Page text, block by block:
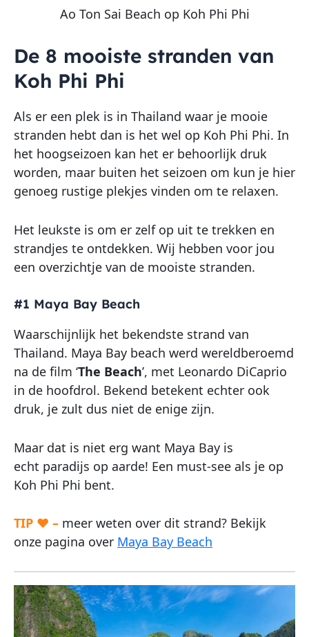
Ao Ton Sai Beach op Koh Phi Phi
De 8 mooiste stranden van
Koh Phi Phi
Als er een plek is in Thailand waar je mooie
stranden hebt dan is het wel op Koh Phi Phi. In
het hoogseizoen kan het er behoorlijk druk
worden, maar buiten het seizoen om kun je hier
genoeg rustige plekjes vinden om te relaxen.
Het leukste is om er zelf op uit te trekken en
strandjes te ontdekken. Wij hebben voor jou
een overzichtje van de mooiste stranden.
#1 Maya Bay Beach
Waarschijnlijk het bekendste strand van
Thailand. Maya Bay beach werd wereldberoemd
na de film ‘The Beach’, met Leonardo DiCaprio
in de hoofdrol. Bekend betekent echter ook
druk, je zult dus niet de enige zijn.
Maar dat is niet erg want Maya Bay is
echt paradijs op aarde! Een must-see als je op
Koh Phi Phi bent.
TIP ♥ – meer weten over dit strand? Bekijk
onze pagina over Maya Bay Beach